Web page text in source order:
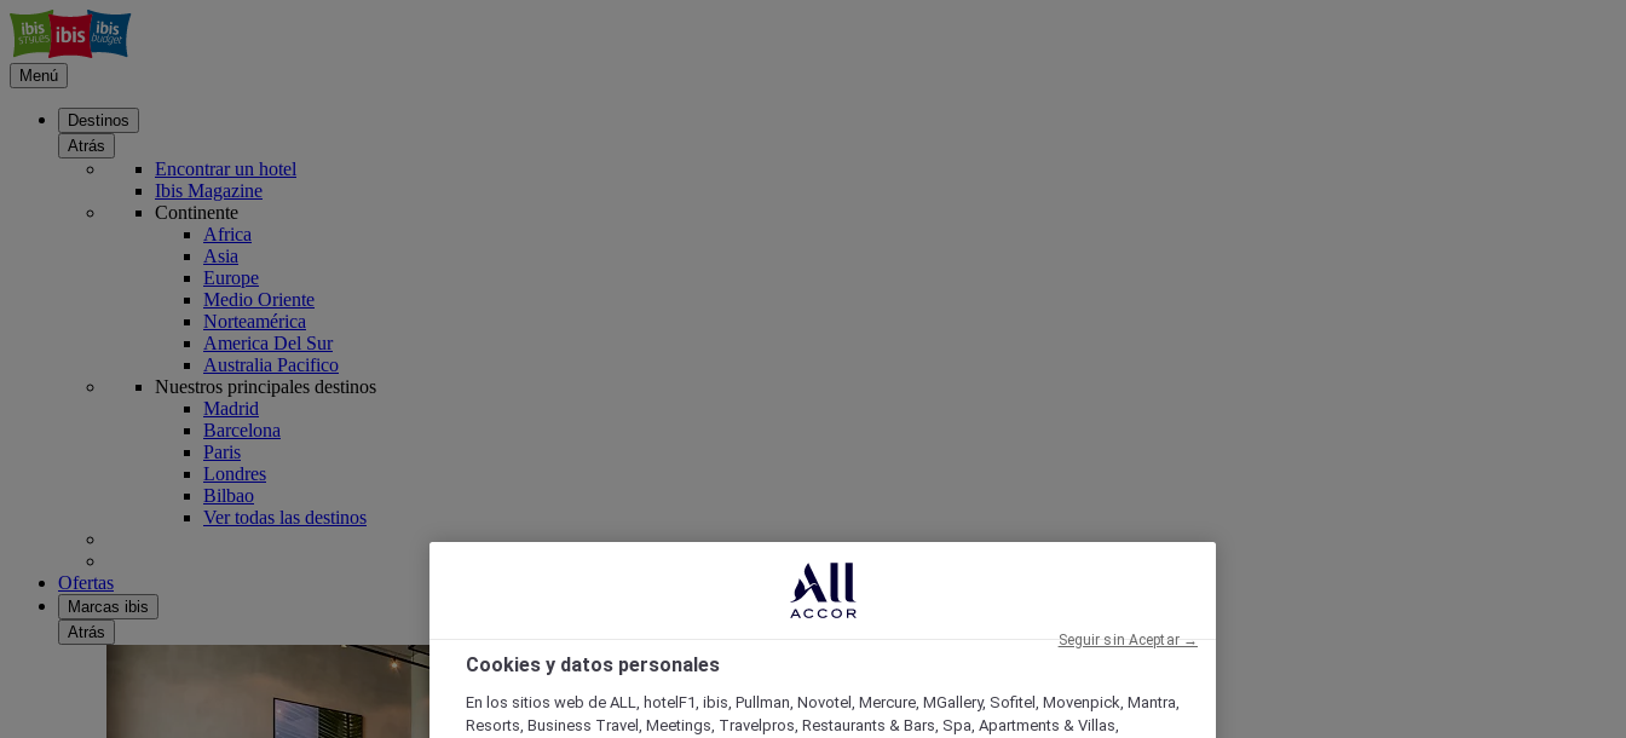
Menú
Destinos
Atrás
Encontrar un hotel
Ibis Magazine
Continente
Africa
Asia
Europe
Medio Oriente
Norteamérica
America Del Sur
Australia Pacifico
Nuestros principales destinos
Madrid
Barcelona
Paris
Londres
Bilbao
Ver todas las destinos
Ofertas
Marcas ibis
Atrás
Cookies y datos personales
En los sitios web de ALL, hotelF1, ibis, Pullman, Novotel, Mercure, MGallery, Sofitel, Movenpick, Mantra,
Resorts, Business Travel, Meetings, Travelpros, Restaurants & Bars, Spa, Apartments & Villas,
Seguir sin Aceptar →